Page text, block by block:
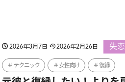
2026年3月7日 2026年2月26日 失恋
テクニック 女性向け 復縁